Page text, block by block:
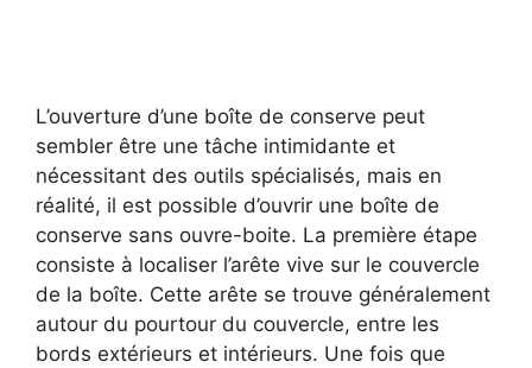
L’ouverture d’une boîte de conserve peut
sembler être une tâche intimidante et
nécessitant des outils spécialisés, mais en
réalité, il est possible d’ouvrir une boîte de
conserve sans ouvre-boite. La première étape
consiste à localiser l’arête vive sur le couvercle
de la boîte. Cette arête se trouve généralement
autour du pourtour du couvercle, entre les
bords extérieurs et intérieurs. Une fois que